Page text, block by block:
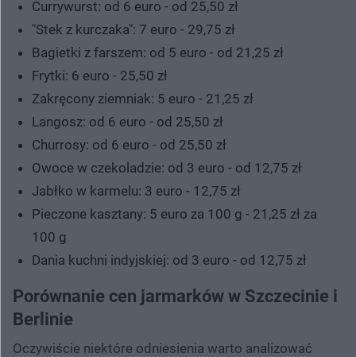
Currywurst: od 6 euro - od 25,50 zł
"Stek z kurczaka": 7 euro - 29,75 zł
Bagietki z farszem: od 5 euro - od 21,25 zł
Frytki: 6 euro - 25,50 zł
Zakręcony ziemniak: 5 euro - 21,25 zł
Langosz: od 6 euro - od 25,50 zł
Churrosy: od 6 euro - od 25,50 zł
Owoce w czekoladzie: od 3 euro - od 12,75 zł
Jabłko w karmelu: 3 euro - 12,75 zł
Pieczone kasztany: 5 euro za 100 g - 21,25 zł za
100 g
Dania kuchni indyjskiej: od 3 euro - od 12,75 zł
Porównanie cen jarmarków w Szczecinie i
Berlinie
Oczywiście niektóre odniesienia warto analizować